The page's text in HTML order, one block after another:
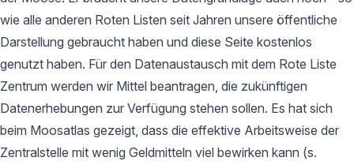
wie alle anderen Roten Listen seit Jahren unsere öffentliche
Darstellung gebraucht haben und diese Seite kostenlos
genutzt haben. Für den Datenaustausch mit dem Rote Liste
Zentrum werden wir Mittel beantragen, die zukünftigen
Datenerhebungen zur Verfügung stehen sollen. Es hat sich
beim Moosatlas gezeigt, dass die effektive Arbeitsweise der
Zentralstelle mit wenig Geldmitteln viel bewirken kann (s.